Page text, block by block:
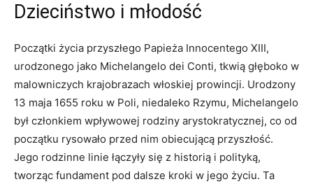
Dzieciństwo i młodość
Początki życia przyszłego Papieża Innocentego XIII,
urodzonego jako Michelangelo dei Conti, tkwią głęboko w
malowniczych krajobrazach włoskiej prowincji. Urodzony
13 maja 1655 roku w Poli, niedaleko Rzymu, Michelangelo
był członkiem wpływowej rodziny arystokratycznej, co od
początku rysowało przed nim obiecującą przyszłość.
Jego rodzinne linie łączyły się z historią i polityką,
tworząc fundament pod dalsze kroki w jego życiu. Ta